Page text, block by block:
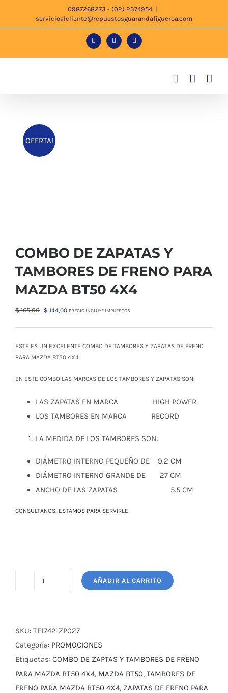
0987268273 - (02) 2374954 |
servicioalcliente@repuestosguarandafigueroa.com
FacebookInstagramTiktok
OFERTA!
COMBO DE ZAPATAS Y
TAMBORES DE FRENO PARA
MAZDA BT50 4X4
$165,00
El
original
era:
$ 165,00.
$ 144,00El
actual
es:
$ 144,00.
PRECIO INCLUYE IMPUESTOS
ESTE ES UN EXCELENTE COMBO DE TAMBORES Y ZAPATAS DE FRENO
PARA MAZDA BT50 4X4
EN ESTE COMBO LAS MARCAS DE LOS TAMBORES Y ZAPATAS SON:
LAS ZAPATAS EN MARCA HIGH POWER
LOS TAMBORES EN MARCA RECORD
LA MEDIDA DE LOS TAMBORES SON:
DIÁMETRO INTERNO PEQUEÑO DE 9.2 CM
DIÁMETRO INTERNO GRANDE DE 27 CM
ANCHO DE LAS ZAPATAS 5.5 CM
CONSULTANOS, ESTAMOS PARA SERVIRLE
Y
TAMBORES
DE
FRENO
PARA
AÑADIR AL CARRITO
SKU: TF1742-ZP027
Categoría: PROMOCIONES
Etiquetas: COMBO DE ZAPTAS Y TAMBORES DE FRENO
PARA MAZDA BT50 4X4, MAZDA BT50, TAMBORES DE
FRENO PARA MAZDA BT50 4X4, ZAPATAS DE FRENO PARA